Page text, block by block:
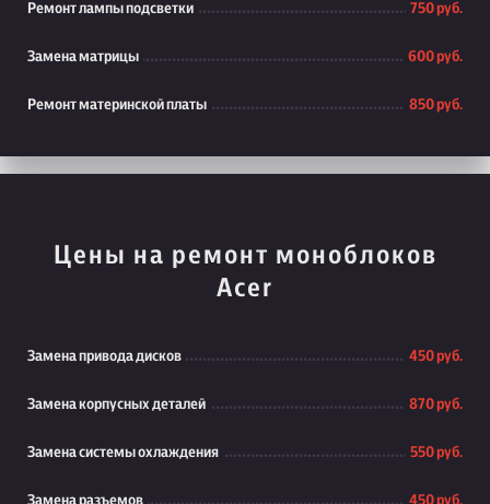
Ремонт лампы подсветки 750 руб.
Замена матрицы 600 руб.
Ремонт материнской платы 850 руб.
Цены на ремонт моноблоков
Acer
Замена привода дисков 450 руб.
Замена корпусных деталей 870 руб.
Замена системы охлаждения 550 руб.
Замена разъемов 450 руб.